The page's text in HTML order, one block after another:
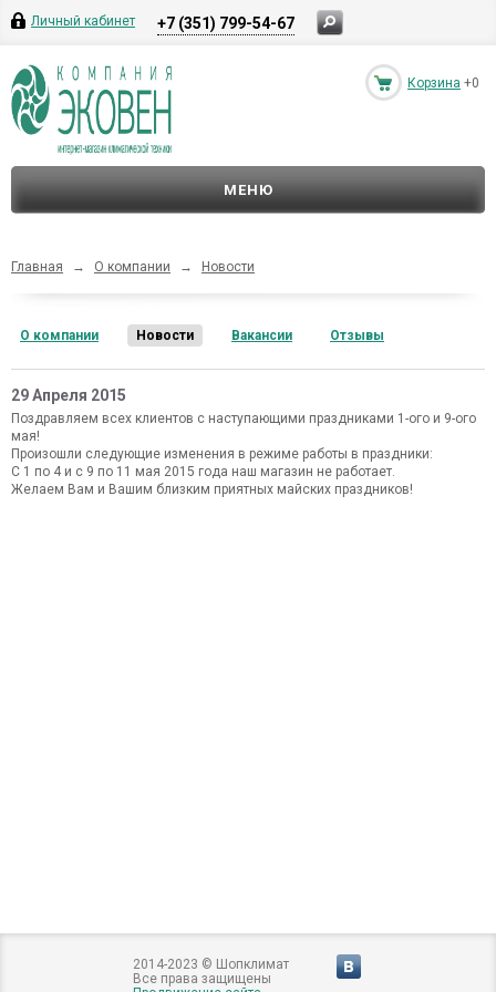
Личный кабинет +7 (351) 799-54-67
Корзина +0
МЕНЮ
Главная → О компании → Новости
О компании Новости Вакансии Отзывы
29 Апреля 2015
Поздравляем всех клиентов с наступающими праздниками 1-ого и 9-ого
мая!
Произошли следующие изменения в режиме работы в праздники:
С 1 по 4 и с 9 по 11 мая 2015 года наш магазин не работает.
Желаем Вам и Вашим близким приятных майских праздников!
2014-2023 © Шопклимат
Все права защищены